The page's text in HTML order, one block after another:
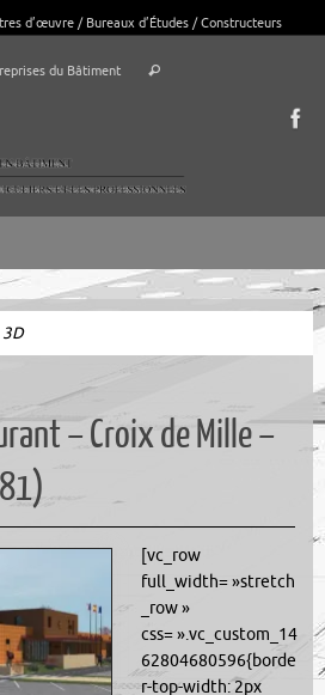
d’œuvre / Bureaux d’Études / Constructeurs
du Bâtiment Rechercher
– Croix de Mille –
[vc_row
full_width= »stretch
_row »
css= ».vc_custom_14
62804680596{borde
r-top-width: 2px